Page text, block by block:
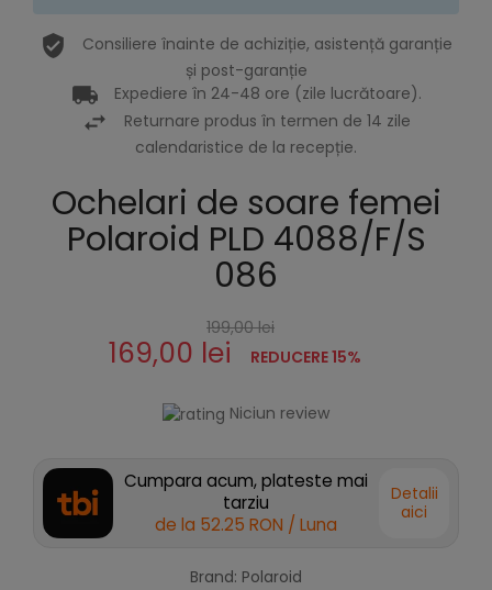
Consiliere înainte de achiziție, asistență garanție
și post-garanție
Expediere în 24-48 ore (zile lucrătoare).
Returnare produs în termen de 14 zile
calendaristice de la recepție.
Ochelari de soare femei
Polaroid PLD 4088/F/S
086
199,00 lei
169,00 lei REDUCERE 15%
Niciun review
Cumpara acum, plateste mai
tarziu
de la 52.25 RON / Luna
Detalii
aici
Brand: Polaroid